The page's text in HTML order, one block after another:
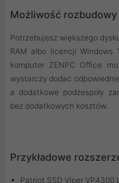
Możliwość rozbudowy
Potrzebujesz większego
RAM albo licencji Windows
komputer ZENPC Office
wystarczy dodać
a dodatkowe podzespoły
bez dodatkowych kosztów.
Przykładowe
Patriot SSD Viper VP4300